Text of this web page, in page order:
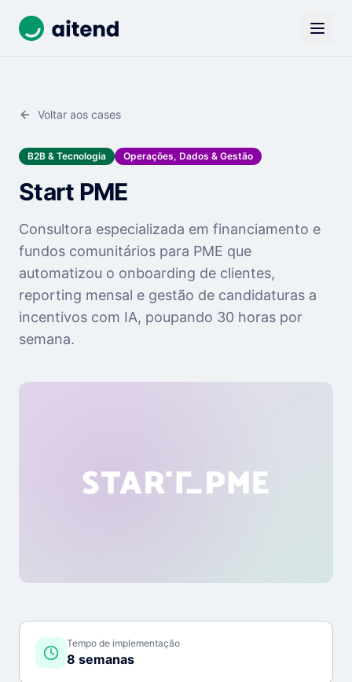
Voltar aos cases
B2B & Tecnologia Operações, Dados & Gestão
Start PME
Consultora especializada em financiamento e
fundos comunitários para PME que
automatizou o onboarding de clientes,
reporting mensal e gestão de candidaturas a
incentivos com IA, poupando 30 horas por
semana.
Tempo de implementação
8 semanas